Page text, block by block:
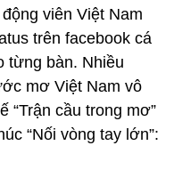
viên Việt Nam
trên facebook cá
từng bàn. Nhiều
mơ Việt Nam vô
“Trận cầu trong mơ”
“Nối vòng tay lớn”: